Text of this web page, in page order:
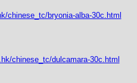
chinese_tc/bryonia-alba-30c.html
chinese_tc/dulcamara-30c.html